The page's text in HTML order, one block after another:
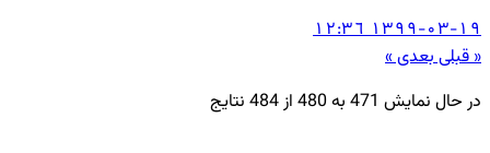
۱۳۹۹-۰۳-۱۹ ۱۲:۳٦
« قبلیبعدی »
در حال نمایش 471 به480 از484 نتایج